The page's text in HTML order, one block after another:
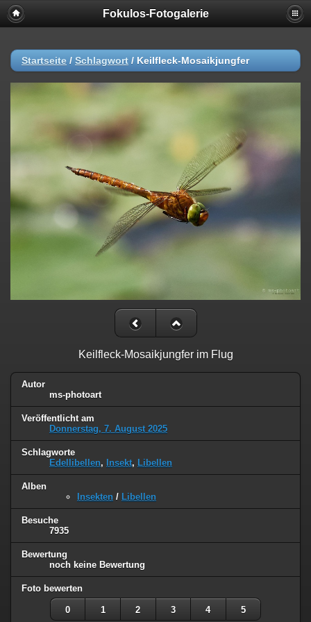
Fokulos-Fotogalerie
Startseite / Schlagwort / Keilfleck-Mosaikjungfer
Keilfleck-Mosaikjungfer im Flug
Autor
ms-photoart
Veröffentlicht am
Donnerstag, 7. August 2025
Schlagworte
Edellibellen, Insekt, Libellen
Alben
Insekten / Libellen
Besuche
7935
Bewertung
noch keine Bewertung
Foto bewerten
0 1 2 3 4 5